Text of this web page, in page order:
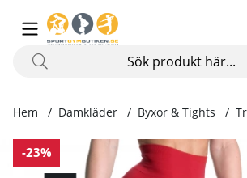
Hem Damkläder Byxor & Tights
-23%
Produktbilder Scrunch Leggings, chili red